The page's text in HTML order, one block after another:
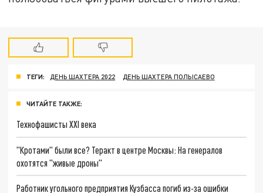
ТЕГИ: ДЕНЬ ШАХТЕРА 2022 ДЕНЬ ШАХТЕРА ПОЛЫСАЕВО
ЧИТАЙТЕ ТАКЖЕ:
Технофашисты XXI века
"Кротами" были все? Теракт в центре Москвы: На генералов
охотятся "живые дроны"
Работник угольного предприятия Кузбасса погиб из-за ошибки